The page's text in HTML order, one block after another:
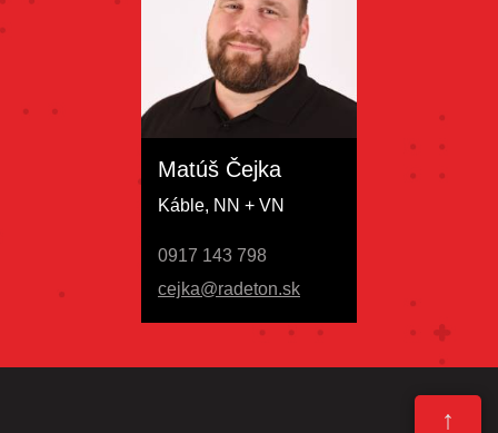
Matúš Čejka
Káble, NN + VN
0917 143 798
cejka@radeton.sk
↑